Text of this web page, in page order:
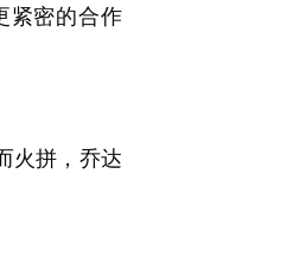
紧密的合作
火拼，乔达